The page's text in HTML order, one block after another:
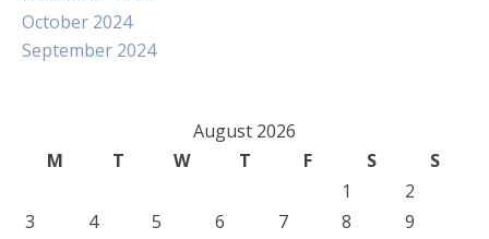
October 2024
September 2024
August 2026
M
T W T F S
S
1
2
3
4 5 6 7 8
9